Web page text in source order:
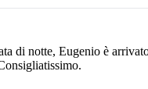
di notte, Eugenio è